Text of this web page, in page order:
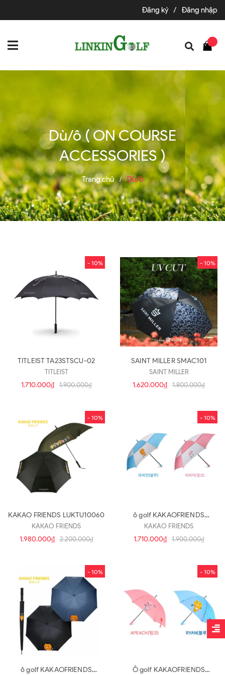
Đăng ký / Đăng nhập
Dù/ô ( ON COURSE
ACCESSORIES )
Trang chủ / Dù/ô
- 10%
TITLEIST TA23STSCU-02
TITLEIST
1.710.000₫ 1.900.000₫
- 10%
SAINT MILLER SMAC101
SAINT MILLER
1.620.000₫ 1.800.000₫
- 10%
KAKAO FRIENDS LUKTU10060
KAKAO FRIENDS
1.980.000₫ 2.200.000₫
- 10%
ô golf KAKAOFRIENDS
LUKTU10062
KAKAO FRIENDS
1.710.000₫ 1.900.000₫
- 10%
ô golf KAKAOFRIENDS
- 10%
Ô golf KAKAOFRIENDS